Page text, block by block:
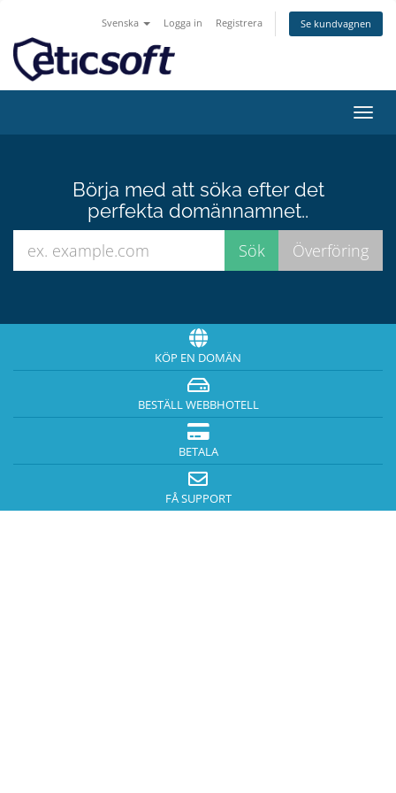
Svenska Logga in Registrera Se kundvagnen
Växla
Börja med att söka efter det
perfekta domännamnet..
KÖP EN DOMÄN
BESTÄLL WEBBHOTELL
BETALA
FÅ SUPPORT